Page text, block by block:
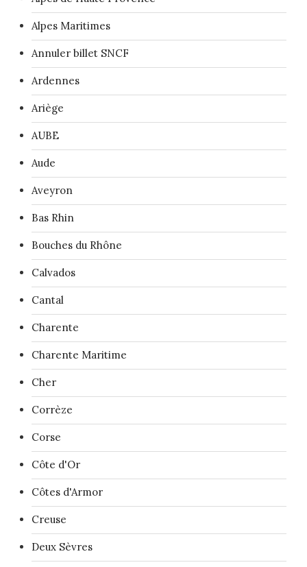
Alpes Maritimes
Annuler billet SNCF
Ardennes
Ariège
AUBE
Aude
Aveyron
Bas Rhin
Bouches du Rhône
Calvados
Cantal
Charente
Charente Maritime
Cher
Corrèze
Corse
Côte d'Or
Côtes d'Armor
Creuse
Deux Sèvres